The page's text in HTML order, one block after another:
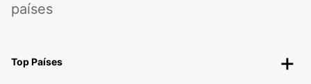
países
Top Países